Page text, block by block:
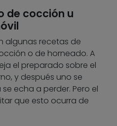
de cocción u
algunas recetas de
o de horneado. A
el preparado sobre el
y después uno se
echa a perder. Pero el
que esto ocurra de